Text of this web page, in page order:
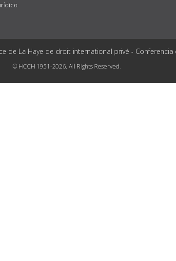
de La Haye de droit international privé -
© HCCH 1951-2026. All Rights Reserved.